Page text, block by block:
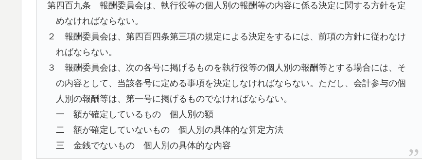
第四百九条 報酬委員会は、執行役等の個人別の報酬等の内容に係る決定に関する方針を定
めなければならない。
２ 報酬委員会は、第四百四条第三項の規定による決定をするには、前項の方針に従わなけ
ればならない。
３ 報酬委員会は、次の各号に掲げるものを執行役等の個人別の報酬等とする場合には、そ
の内容として、当該各号に定める事項を決定しなければならない。ただし、会計参与の個
人別の報酬等は、第一号に掲げるものでなければならない。
一 額が確定しているもの 個人別の額
二 額が確定していないもの 個人別の具体的な算定方法
三 金銭でないもの 個人別の具体的な内容